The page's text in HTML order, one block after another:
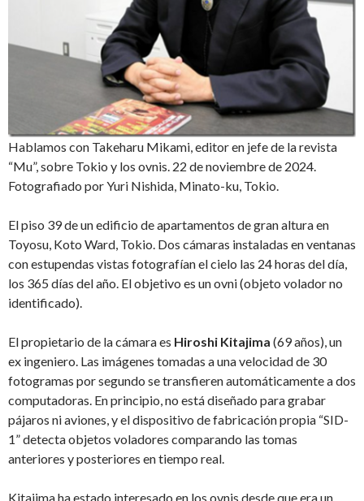
Hablamos con Takeharu Mikami, editor en jefe de la revista
“Mu”, sobre Tokio y los ovnis. 22 de noviembre de 2024.
Fotografiado por Yuri Nishida, Minato-ku, Tokio.
El piso 39 de un edificio de apartamentos de gran altura en
Toyosu, Koto Ward, Tokio. Dos cámaras instaladas en ventanas
con estupendas vistas fotografían el cielo las 24 horas del día,
los 365 días del año. El objetivo es un ovni (objeto volador no
identificado).
El propietario de la cámara es Hiroshi Kitajima (69 años), un
ex ingeniero. Las imágenes tomadas a una velocidad de 30
fotogramas por segundo se transfieren automáticamente a dos
computadoras. En principio, no está diseñado para grabar
pájaros ni aviones, y el dispositivo de fabricación propia “SID-
1” detecta objetos voladores comparando las tomas
anteriores y posteriores en tiempo real.
Kitajima ha estado interesado en los ovnis desde que era un